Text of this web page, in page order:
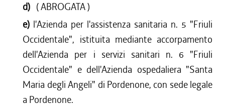
d) ( ABROGATA )
e) l'Azienda per l'assistenza sanitaria n. 5 "Friuli
Occidentale", istituita mediante accorpamento
dell'Azienda per i servizi sanitari n. 6 "Friuli
Occidentale" e dell'Azienda ospedaliera "Santa
Maria degli Angeli" di Pordenone, con sede legale
a Pordenone.